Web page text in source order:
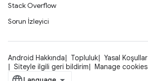
Stack Overflow
Sorun İzleyici
Android Hakkında Topluluk Yasal Koşullar
Siteyle ilgili geri bildirim
Manage cookies